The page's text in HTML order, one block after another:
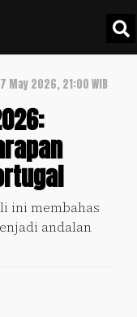
May 2026, 21:00 WIB
ini membahas
andalan